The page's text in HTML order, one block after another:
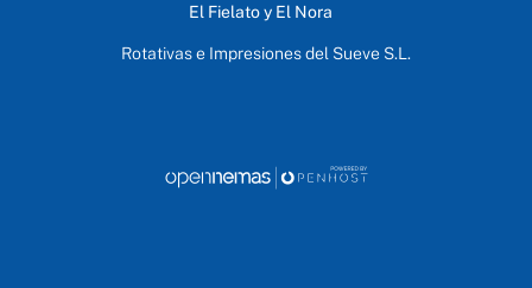
El Fielato y El Nora
Rotativas e Impresiones del Sueve S.L.